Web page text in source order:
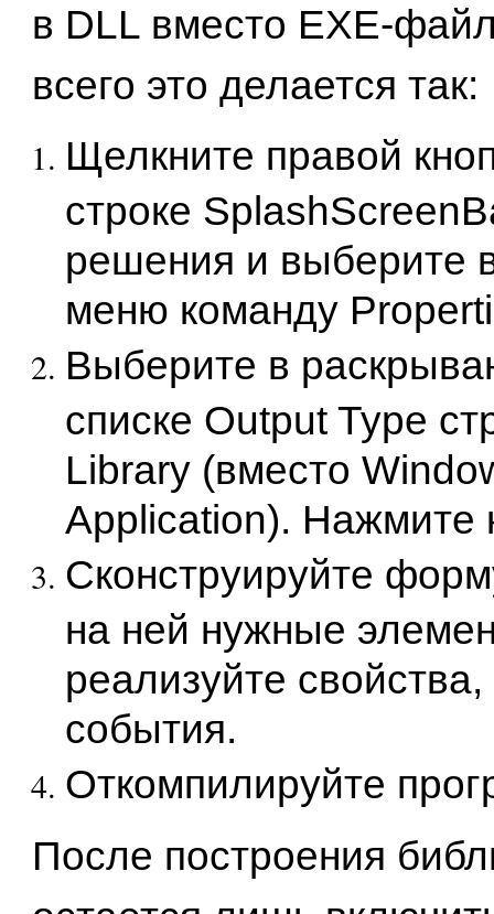
в DLL вместо ЕХЕ-
всего это делается так:
Щелкните правой
строке
решения и выберите
меню команду
Выберите в
списке Output Type
Library (вместо
Application). Нажмите
Сконструируйте
на ней нужные
реализуйте
события.
Откомпилируйте
После построения